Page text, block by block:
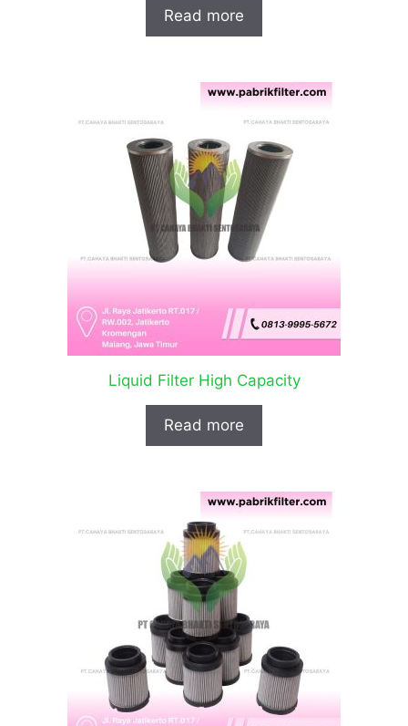
Read more
Liquid Filter High Capacity
Read more